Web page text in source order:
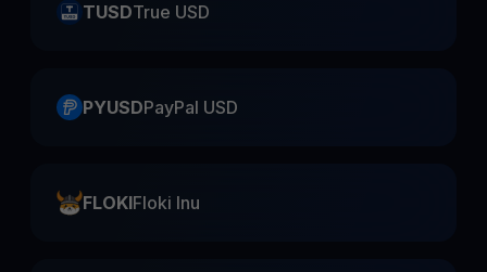
TUSDTrue USD
PYUSDPayPal USD
FLOKIFloki Inu